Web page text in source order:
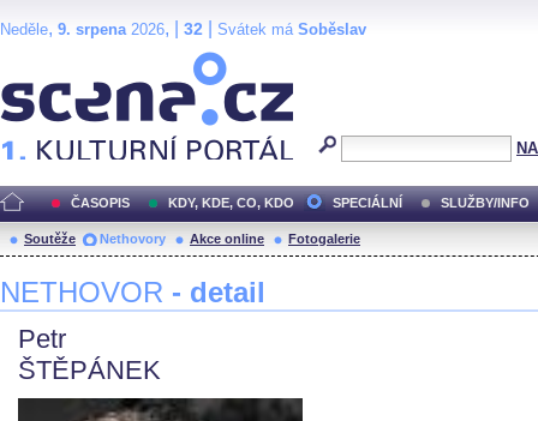
Neděle, 9. srpena2026, | 32 Svátek má Soběslav
ČASOPIS KDY, KDE, CO, KDO SPECIÁLNÍ SLUŽBY/INFO
Soutěže Nethovory Akce online Fotogalerie
NETHOVOR - detail
Petr
ŠTĚPÁNEK